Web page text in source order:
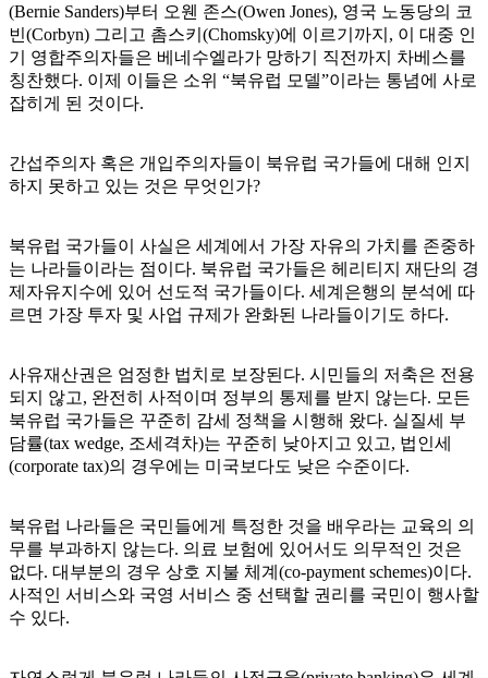
(Bernie Sanders)부터 오웬 존스(Owen Jones), 영국 노동당의 코
빈(Corbyn) 그리고 촘스키(Chomsky)에 이르기까지, 이 대중 인
기 영합주의자들은 베네수엘라가 망하기 직전까지 차베스를
칭찬했다. 이제 이들은 소위 “북유럽 모델”이라는 통념에 사로
잡히게 된 것이다.
간섭주의자 혹은 개입주의자들이 북유럽 국가들에 대해 인지
하지 못하고 있는 것은 무엇인가?
북유럽 국가들이 사실은 세계에서 가장 자유의 가치를 존중하
는 나라들이라는 점이다. 북유럽 국가들은 헤리티지 재단의 경
제자유지수에 있어 선도적 국가들이다. 세계은행의 분석에 따
르면 가장 투자 및 사업 규제가 완화된 나라들이기도 하다.
사유재산권은 엄정한 법치로 보장된다. 시민들의 저축은 전용
되지 않고, 완전히 사적이며 정부의 통제를 받지 않는다. 모든
북유럽 국가들은 꾸준히 감세 정책을 시행해 왔다. 실질세 부
담률(tax wedge, 조세격차)는 꾸준히 낮아지고 있고, 법인세
(corporate tax)의 경우에는 미국보다도 낮은 수준이다.
북유럽 나라들은 국민들에게 특정한 것을 배우라는 교육의 의
무를 부과하지 않는다. 의료 보험에 있어서도 의무적인 것은
없다. 대부분의 경우 상호 지불 체계(co-payment schemes)이다.
사적인 서비스와 국영 서비스 중 선택할 권리를 국민이 행사할
수 있다.